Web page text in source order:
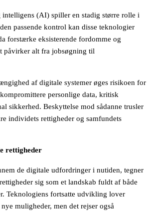
(AI) spiller en stadig større rolle i
passende kontrol kan disse teknologier
forstærke eksisterende fordomme og
påvirker alt fra jobsøgning til
af digitale systemer øges risikoen for
personlige data, kritisk
sikkerhed. Beskyttelse mod sådanne trusler
individets rettigheder og samfundets
rettigheder
de digitale udfordringer i nutiden, tegner
sig som et landskab fuldt af både
Teknologiens fortsatte udvikling lover
muligheder, men det rejser også